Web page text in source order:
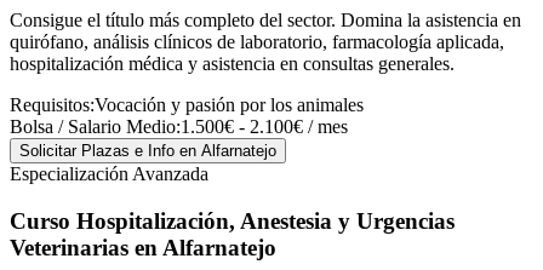
Consigue el título más completo del sector. Domina la asistencia en
quirófano, análisis clínicos de laboratorio, farmacología aplicada,
hospitalización médica y asistencia en consultas generales.
Requisitos:Vocación y pasión por los animales
Bolsa / Salario Medio:1.500€ - 2.100€ / mes
Solicitar Plazas e Info en Alfarnatejo
Especialización Avanzada
Curso Hospitalización, Anestesia y Urgencias
Veterinarias en Alfarnatejo